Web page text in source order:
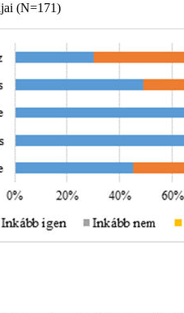
(N=171)